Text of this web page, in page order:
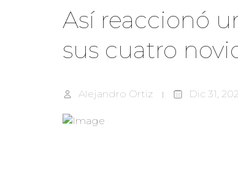
Así reaccionó
sus cuatro
Alejandro Ortiz Dic 31,